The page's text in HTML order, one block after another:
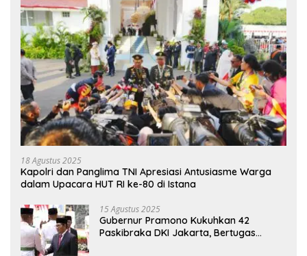
18 Agustus 2025
Kapolri dan Panglima TNI Apresiasi Antusiasme Warga
dalam Upacara HUT RI ke-80 di Istana
15 Agustus 2025
Gubernur Pramono Kukuhkan 42
Paskibraka DKI Jakarta, Bertugas